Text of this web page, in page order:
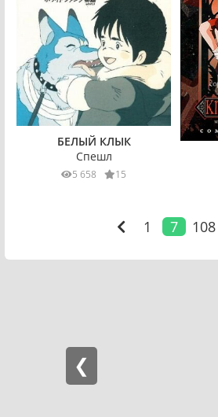
БЕЛЫЙ КЛЫК
Спешл
5 658 15
1 7 108